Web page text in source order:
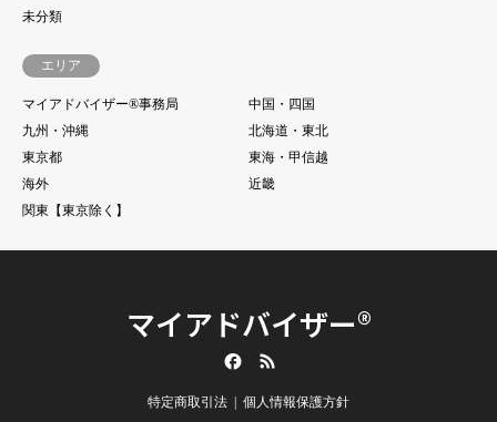
未分類
エリア
マイアドバイザー®事務局
中国・四国
九州・沖縄
北海道・東北
東京都
東海・甲信越
海外
近畿
関東【東京除く】
マイアドバイザー®
特定商取引法 個人情報保護方針